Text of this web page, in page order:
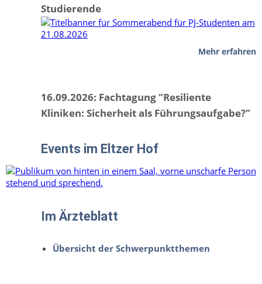
Studierende
Mehr erfahren
16.09.2026: Fachtagung "Resiliente
Kliniken: Sicherheit als Führungsaufgabe?"
Events im Eltzer Hof
Im Ärzteblatt
Übersicht der Schwerpunktthemen